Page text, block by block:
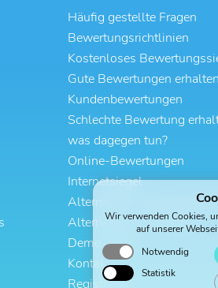
Wir verwenden Cookies,
auf unserer
Notwendig
Statistik
Häufig gestellte Fragen
Bewertungsrichtlinien
Kostenloses
Gute Bewertungen erhalten
Kundenbewertungen
Schlechte Bewertung
was dagegen tun?
Online-Bewertungen
Internetsiegel
Alternative zu
Alternative zu Trustami
Demo-Profil
Kontakt
Registrieren